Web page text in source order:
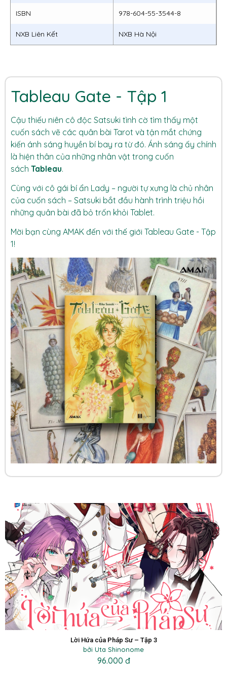
ISBN 978-604-55-3544-8
NXB Liên Kết NXB Hà Nội
Tableau Gate - Tập 1
Cậu thiếu niên cô độc Satsuki tình cờ tìm thấy một
cuốn sách vẽ các quân bài Tarot và tận mắt chứng
kiến ánh sáng huyền bí bay ra từ đó. Ánh sáng ấy chính
là hiện thân của những nhân vật trong cuốn
sách Tableau.
Cùng với cô gái bí ẩn Lady – người tự xưng là chủ nhân
của cuốn sách – Satsuki bắt đầu hành trình triệu hồi
những quân bài đã bỏ trốn khỏi Tablet.
Mời bạn cùng AMAK đến với thế giới Tableau Gate - Tập
1!
Lời Hứa của Pháp Sư – Tập 3
bởi Uta Shinonome
96.000 đ